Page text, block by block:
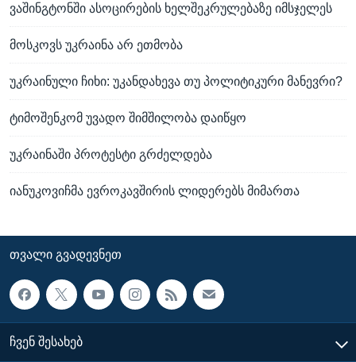
ვაშინგტონში ასოცირების ხელშეკრულებაზე იმსჯელეს
მოსკოვს უკრაინა არ ეთმობა
უკრაინული ჩიხი: უკანდახევა თუ პოლიტიკური მანევრი?
ტიმოშენკომ უვადო შიმშილობა დაიწყო
უკრაინაში პროტესტი გრძელდება
იანუკოვიჩმა ევროკავშირის ლიდერებს მიმართა
ᲗᲕᲐᲚᲘ ᲒᲕᲐᲓᲔᲕᲜᲔᲗ
ᲩᲕᲔᲜ ᲨᲔᲡᲐᲮᲔᲑ